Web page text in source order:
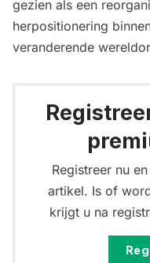
gezien als een
herpositionering
veranderende
Registreer nu
artikel. Is of
krijgt u na